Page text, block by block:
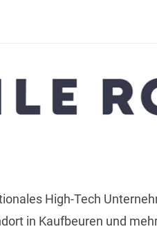
High-Tech
in Kaufbeuren und